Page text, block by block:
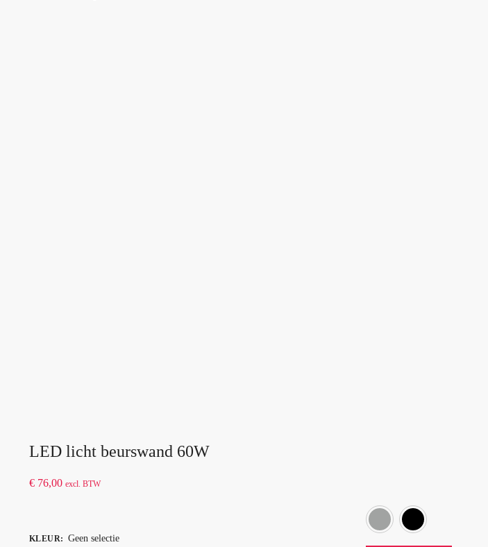
LED licht beurswand 60W
€76,00 excl. BTW
KLEUR: Geen selectie